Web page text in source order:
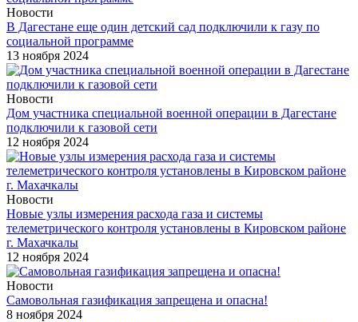
Новости
В Дагестане еще один детский сад подключили к газу по
социальной программе
13 ноября 2024
Новости
Дом участника специальной военной операции в Дагестане
подключили к газовой сети
12 ноября 2024
Новости
Новые узлы измерения расхода газа и системы
телеметрического контроля установлены в Кировском районе
г. Махачкалы
12 ноября 2024
Новости
Самовольная газификация запрещена и опасна!
8 ноября 2024